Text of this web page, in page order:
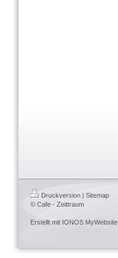
Druckversion | Sitemap
© Cafe - Zeittraum
Erstellt mit IONOS MyWebsite